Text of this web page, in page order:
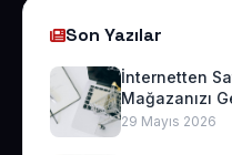
Son Yazılar
İnternetten
Mağazanızı
29 Mayıs 2026